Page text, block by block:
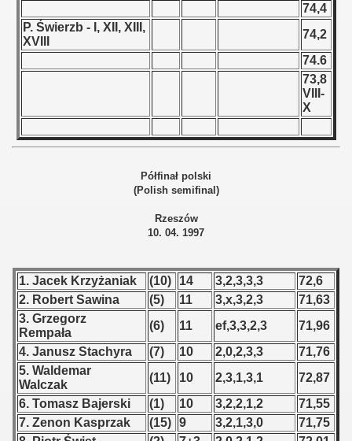
74,4
P. Świerzb - I, XII, XIII,
XVIII
74,2
74.6
73,8
VIII-
X
Półfinał polski
(Polish semifinal)
Rzeszów
10. 04. 1997
1. Jacek Krzyżaniak (10) 14 3,2,3,3,3
72,6
2. Robert Sawina
(5) 11 3,x,3,2,3
71,63
3. Grzegorz
Rempała
(6) 11 ef,3,3,2,3
71,96
4. Janusz Stachyra
(7) 10 2,0,2,3,3
71,76
5. Waldemar
Walczak
(11) 10 2,3,1,3,1
72,87
6. Tomasz Bajerski
(1) 10 3,2,2,1,2
71,55
7. Zenon Kasprzak
(15) 9 3,2,1,3,0
71,75
- 1952
- 1954
- 1955
- 1959
- 1960
- 1961
- 1962
- 1963